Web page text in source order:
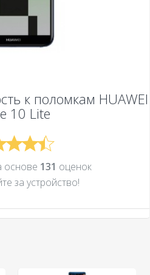
к поломкам HUAWEI
10 Lite
основе 131 оценок
за устройcтво!